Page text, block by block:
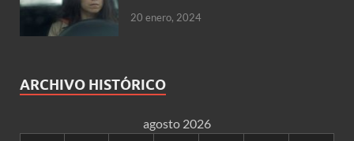
20 enero, 2024
ARCHIVO HISTÓRICO
agosto 2026